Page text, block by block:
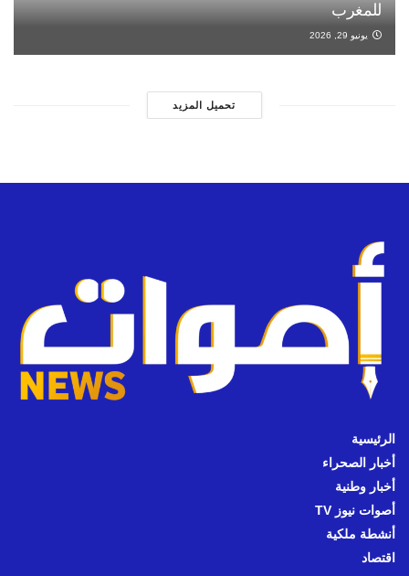
للمغرب
يونيو 29, 2026
تحميل المزيد
الرئيسية
أخبار الصحراء
أخبار وطنية
أصوات نيوز TV
أنشطة ملكية
اقتصاد